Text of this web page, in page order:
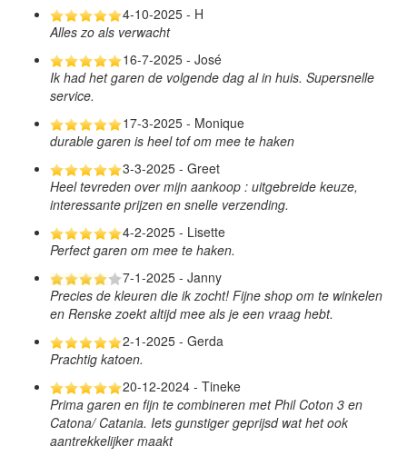
4-10-2025 - H
Alles zo als verwacht
16-7-2025 - José
Ik had het garen de volgende dag al in huis. Supersnelle
service.
17-3-2025 - Monique
durable garen is heel tof om mee te haken
3-3-2025 - Greet
Heel tevreden over mijn aankoop : uitgebreide keuze,
interessante prijzen en snelle verzending.
4-2-2025 - Lisette
Perfect garen om mee te haken.
7-1-2025 - Janny
Precies de kleuren die ik zocht! Fijne shop om te winkelen
en Renske zoekt altijd mee als je een vraag hebt.
2-1-2025 - Gerda
Prachtig katoen.
20-12-2024 - Tineke
Prima garen en fijn te combineren met Phil Coton 3 en
Catona/ Catania. Iets gunstiger geprijsd wat het ook
aantrekkelijker maakt